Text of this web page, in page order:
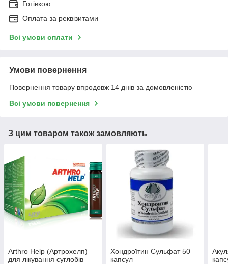
Готівкою
Оплата за реквізитами
Всі умови оплати
Умови повернення
Повернення товару впродовж 14 днів за домовленістю
Всі умови повернення
З цим товаром також замовляють
Arthro Help (Артрохелп)
для лікування суглобів
Хондроїтин Сульфат 50
капсул